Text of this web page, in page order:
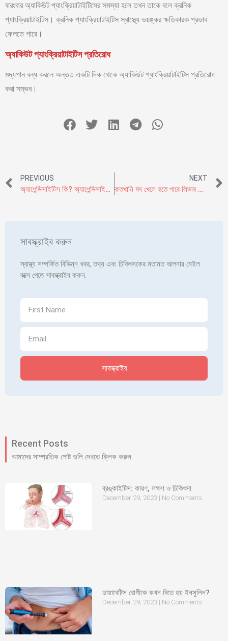
বারংবার অ্যাকিউট প্যাংক্রিয়াটাইটিসের সমস্যা হলে তখন তাকে বলে ক্রনিক
প্যাংক্রিয়াটাইটিস। ক্রনিক প্যাংক্রিয়াটাইটিস স্বাস্থ্যে ভয়ঙ্কর ক্ষতিকারক প্রভাব
ফেলতে পারে।
অ্যাকিউট প্যাংক্রিয়াটাইটিস প্রতিরোধ
মদ্যপান বন্ধ করলে অন্তত একটি দিক থেকে অ্যাকিউট প্যাংক্রিয়াটাইটিস প্রতিরোধ
করা সম্ভব।
PREVIOUS
অ্যাপেন্ডিসাইটিস কি? অ্যাপেন্ডিসাইটিস কেন হয়, লক্ষণ ও চিকিৎসা কি?
NEXT
কতখানি মদ খেলে হতে পারে লিভার ডিজিজ?
সাবস্ক্রাইব করুন
স্বাস্থ্য সম্পর্কিত বিভিন্ন খবর, তথ্য এবং চিকিৎসকের মতামত আপনার মেইল
বক্সে পেতে সাবস্ক্রাইব করুন.
সাবস্ক্রাইব
Recent Posts
আমাদের সাম্প্রতিক পোষ্ট গুলি দেখতে ক্লিক করুন
ব্রঙ্কাইটিস: কারণ, লক্ষণ ও চিকিৎসা
December 29, 2023 No Comments
ডায়াবেটিস রোগীকে কখন দিতে হয় ইনসুলিন?
December 29, 2023 No Comments